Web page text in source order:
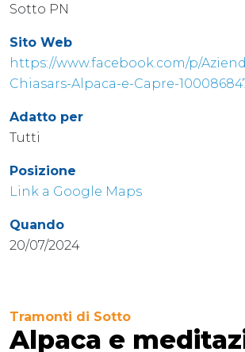
Sotto PN
Sito Web
https://www.facebook.com/p/
Chiasars-Alpaca-e-Capre-
Adatto per
Tutti
Posizione
Link a Google Maps
Quando
20/07/2024
Tramonti di Sotto
Alpaca e